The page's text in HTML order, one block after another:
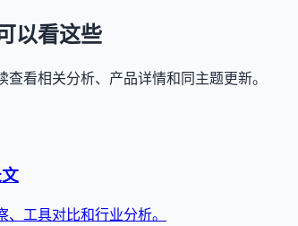
以看这些
查看相关分析、产品详情和同主题更新。
、工具对比和行业分析。